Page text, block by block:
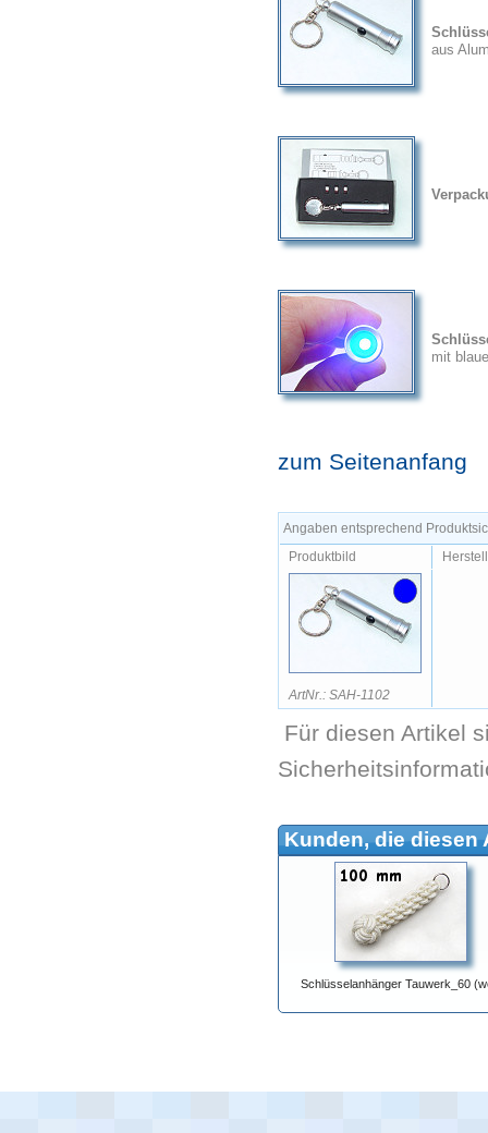
aus
mit
zum Seitenanfang
Angaben entsprechend
Produktbild
ArtNr.: SAH-1102
Für diesen Artikel
Kunden, die diesen
Schlüsselanhänger Tauwerk_60